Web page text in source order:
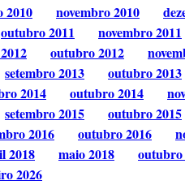
2010 novembro 2010
outubro 2011 novembro 2011
outubro 2012
setembro 2013 outubro 2013
2014 outubro 2014
setembro 2015 outubro 2015
2016 outubro 2016
2018 maio 2018 outubro
2026